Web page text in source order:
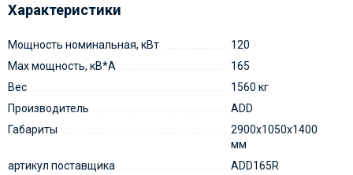
Характеристики
Мощность номинальная, кВт
120
Max мощность, кВ*А
165
Вес
1560 кг
Производитель
ADD
Габариты
2900х1050х1400
мм
артикул поставщика
ADD165R